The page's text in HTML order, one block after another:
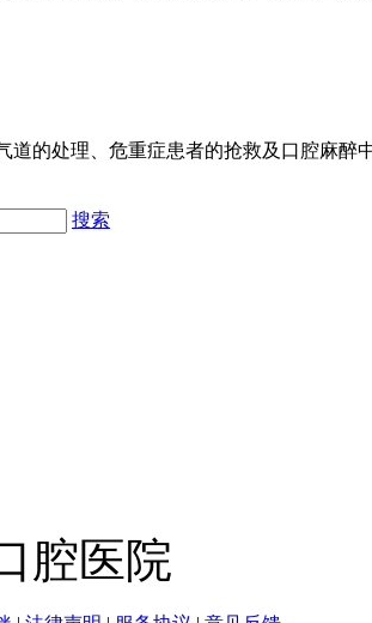
道的处理、危重症患者的抢救及口腔麻醉
搜索
腔医院